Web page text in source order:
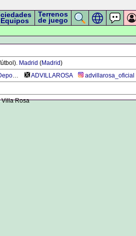
Terrenos
de juego
Madrid (Madrid)
ADVILLAROSA
advillarosa_oficial
Rosa